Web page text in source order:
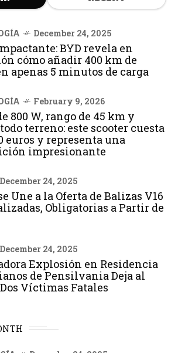
December 24, 2025
BYD revela en
cómo añadir 400 km de
apenas 5 minutos de carga
February 9, 2026
800 W, rango de 45 km y
terreno: este scooter cuesta
euros y representa una
impresionante
December 24, 2025
Une a la Oferta de Balizas V16
Obligatorias a Partir de
December 24, 2025
Explosión en Residencia
de Pensilvania Deja al
Víctimas Fatales